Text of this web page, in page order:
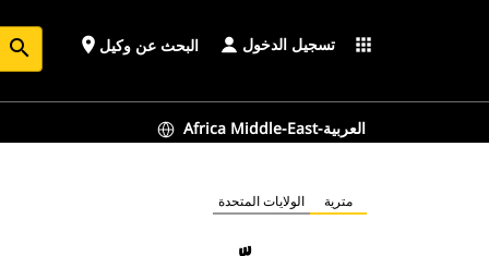
search place البحث عن وكيل تسجيل الدخول apps
Africa Middle-East-العربية
الولايات المتحدة مترية